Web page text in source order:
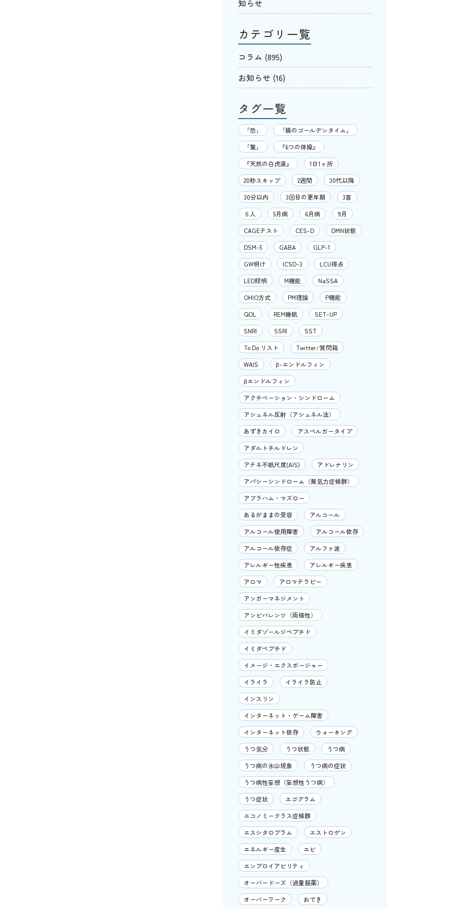
知らせ
カテゴリ一覧
コラム (895)
お知らせ (16)
タグ一覧
「恐」
「腸のゴールデンタイム」
「驚」
『6つの体操』
『天然の白虎湯』
1日1ヶ所
20秒スキップ
2週間
30代以降
30分以内
3回目の更年期
3首
５人
5月病 6月病
9月
CAGEテスト
CES-D
DMN状態
DSM-5
GABA
GLP-1
GW明け
ICSD-3
LCU得点
LED照明
M機能
NaSSA
OHIO方式
PM理論
P機能
QOL
REM睡眠
SET-UP
SNRI
SSRI
SST
To Do リスト
Twitter/質問箱
WAIS
β-エンドルフィン
βエンドルフィン
アクチベーション・シンドローム
アシュネル反射（アシュネル法）
あずきカイロ
アスペルガータイプ
アダルトチルドレン
アテネ不眠尺度(AIS)
アドレナリン
アパシーシンドローム（無気力症候群）
アブラハム・マズロー
あるがままの受容
アルコール
アルコール使用障害
アルコール依存
アルコール依存症
アルファ波
アレルギー性疾患
アレルギー疾患
アロマ
アロマテラピー
アンガーマネジメント
アンビバレンツ（両価性）
イミダゾールジペプチド
イミダペプチド
イメージ・エクスポージャー
イライラ
イライラ防止
インスリン
インターネット・ゲーム障害
インターネット依存
ウォーキング
うつ気分
うつ状態
うつ病
うつ病の氷山現象
うつ病の症状
うつ病性妄想（妄想性うつ病）
うつ症状
エゴグラム
エコノミークラス症候群
エスシタロプラム
エストロゲン
エネルギー産生
エビ
エンプロイアビリティ
オーバードーズ（過量服薬）
オーバーワーク
おでき